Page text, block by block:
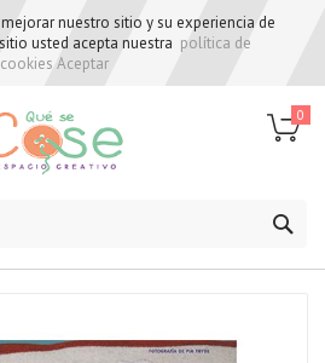
nuestro sitio y su experiencia de
usted acepta nuestra política de
cookies Aceptar
0